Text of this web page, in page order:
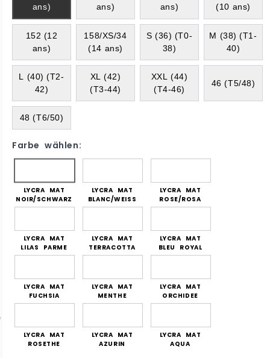
ans)
ans)
ans)
(10 ans)
152 (12
ans)
158/XS/34
(14 ans)
S (36) (T0-
38)
M (38) (T1-
40)
L (40) (T2-
42)
XL (42)
(T3-44)
XXL (44)
(T4-46)
46 (T5/48)
48 (T6/50)
Farbe wählen:
LYCRA MAT
NOIR/SCHWARZ
LYCRA MAT
BLANC/WEISS
LYCRA MAT
ROSE/ROSA
LYCRA MAT
LILAS PARME
LYCRA MAT
TERRACOTTA
LYCRA MAT
BLEU ROYAL
LYCRA MAT
FUCHSIA
LYCRA MAT
MENTHE
LYCRA MAT
ORCHIDEE
LYCRA MAT
ROSETHE
LYCRA MAT
AZURIN
LYCRA MAT
AQUA